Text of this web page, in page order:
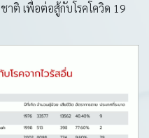
าติ เพื่อต่อสู้กับโรคโควิด 19